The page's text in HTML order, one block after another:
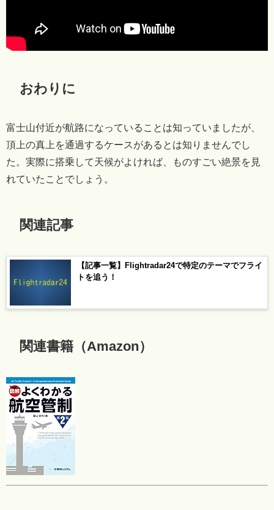
おわりに
富士山付近が航路になっていることは知っていましたが、
頂上の真上を通過するケースがあるとは知りませんでし
た。実際に搭乗して天候がよければ、ものすごい絶景を見
れていたことでしょう。
関連記事
【記事一覧】Flightradar24で特定のテーマでフライ
トを追う！
関連書籍（Amazon）